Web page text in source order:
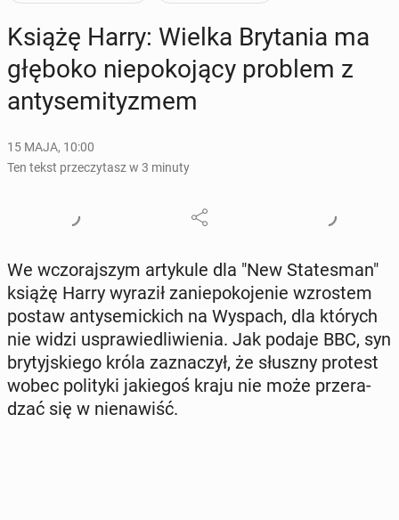
Książę Harry: Wielka Bry­ta­nia ma
głęboko nie­po­ko­ją­cy problem z
an­ty­se­mi­ty­zmem
15 MAJA, 10:00
Ten tekst przeczytasz w 3 minuty
We wczo­raj­szym ar­ty­ku­le dla "New Sta­te­sman"
książę Harry wyraził za­nie­po­ko­je­nie wzro­stem
postaw an­ty­se­mic­kich na Wyspach, dla których
nie widzi uspra­wie­dli­wie­nia. Jak podaje BBC, syn
bry­tyj­skie­go króla za­zna­czył, że słuszny protest
wobec po­li­ty­ki ja­kie­goś kraju nie może prze­ra­
dzać się w nie­na­wiść.